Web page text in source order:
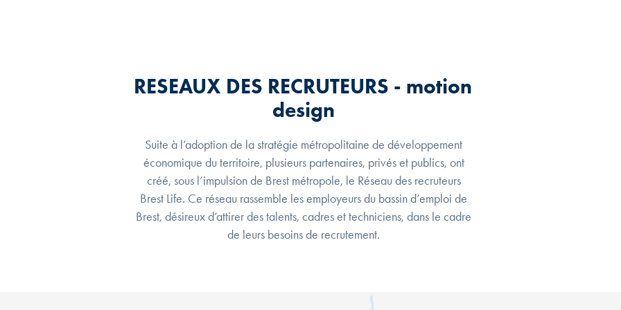
RESEAUX DES RECRUTEURS - motion
design
Suite à l’adoption de la stratégie métropolitaine de développement
économique du territoire, plusieurs partenaires, privés et publics, ont
créé, sous l’impulsion de Brest métropole, le Réseau des recruteurs
Brest Life. Ce réseau rassemble les employeurs du bassin d’emploi de
Brest, désireux d’attirer des talents, cadres et techniciens, dans le cadre
de leurs besoins de recrutement.